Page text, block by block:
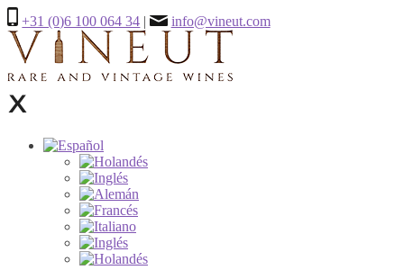
+31 (0)6 100 064 34 | info@vineut.com